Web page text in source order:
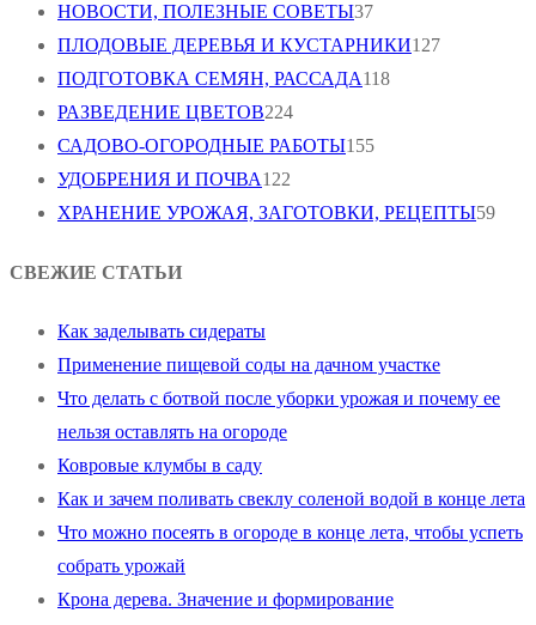
НОВОСТИ, ПОЛЕЗНЫЕ СОВЕТЫ37
ПЛОДОВЫЕ ДЕРЕВЬЯ И КУСТАРНИКИ127
ПОДГОТОВКА СЕМЯН, РАССАДА118
РАЗВЕДЕНИЕ ЦВЕТОВ224
САДОВО-ОГОРОДНЫЕ РАБОТЫ155
УДОБРЕНИЯ И ПОЧВА122
ХРАНЕНИЕ УРОЖАЯ, ЗАГОТОВКИ, РЕЦЕПТЫ59
СВЕЖИЕ СТАТЬИ
Как заделывать сидераты
Применение пищевой соды на дачном участке
Что делать с ботвой после уборки урожая и почему ее
нельзя оставлять на огороде
Ковровые клумбы в саду
Как и зачем поливать свеклу соленой водой в конце лета
Что можно посеять в огороде в конце лета, чтобы успеть
собрать урожай
Крона дерева. Значение и формирование